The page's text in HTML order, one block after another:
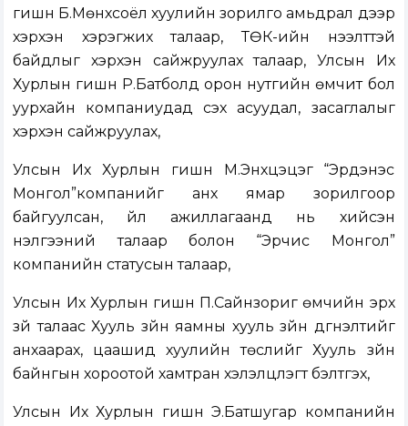
гишүүн Б.Мөнхсоёл хуулийн зорилго амьдрал дээр
хэрхэн хэрэгжих талаар, ТӨК-ийн нээлттэй
байдлыг хэрхэн сайжруулах талаар, Улсын Их
Хурлын гишүүн Р.Батболд орон нутгийн өмчит бол
уурхайн компаниудад үүсэх асуудал, засаглалыг
хэрхэн сайжруулах,
Улсын Их Хурлын гишүүн М.Энхцэцэг “Эрдэнэс
Монгол”компанийг анх ямар зорилгоор
байгуулсан, үйл ажиллагаанд нь хийсэн
үнэлгээний талаар болон “Эрчис Монгол”
компанийн статусын талаар,
Улсын Их Хурлын гишүүн П.Сайнзориг өмчийн эрх
зүй талаас Хууль зүйн яамны хууль зүйн дүгнэлтийг
анхаарах, цаашид хуулийн төслийг Хууль зүйн
байнгын хороотой хамтран хэлэлцүүлэгт бэлтгэх,
Улсын Их Хурлын гишүүн Э.Батшугар компанийн